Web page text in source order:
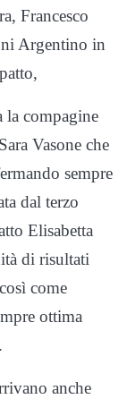
Francesco
Argentino in
la compagine
Vasone che
sempre
dal terzo
Elisabetta
di risultati
come
ottima
anche